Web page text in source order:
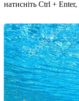
натисніть Ctrl +